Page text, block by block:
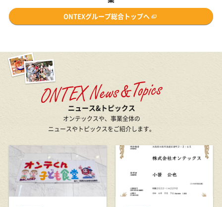
ました。完成後も近所の方に「きれいになっ
た」と言っていただきました。
各担当者さん、職人さんも非常に丁寧に対応し
て頂き、満足しております。
担当：静岡東支店
2026年7月21日
ルでやりとり出来ることがとても助かりまし
た。工事中も毎日の進捗状況を連絡して下さ
り、安心して任せることが出来ました。
ONTEXグループ総合トップへ
ニュース&トピックス
オンテックスや、事業全体の
ニュースやトピックスをご紹介します。